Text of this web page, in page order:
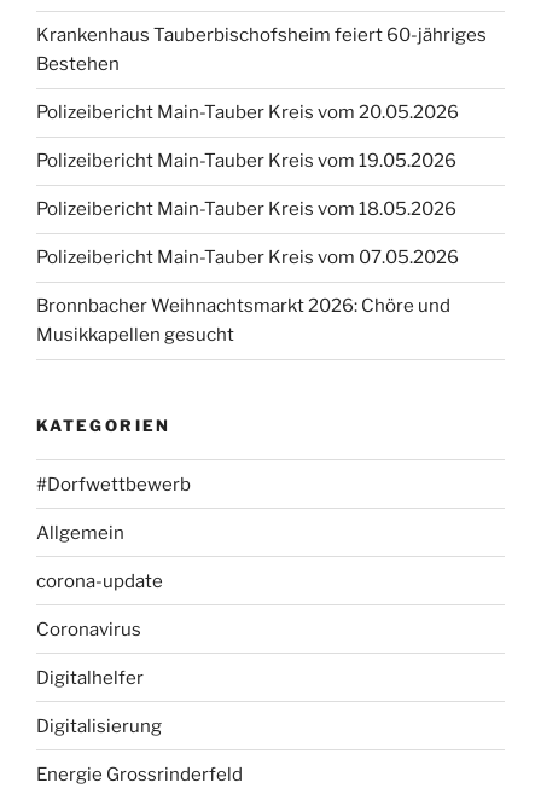
Krankenhaus Tauberbischofsheim feiert 60-jähriges
Bestehen
Polizeibericht Main-Tauber Kreis vom 20.05.2026
Polizeibericht Main-Tauber Kreis vom 19.05.2026
Polizeibericht Main-Tauber Kreis vom 18.05.2026
Polizeibericht Main-Tauber Kreis vom 07.05.2026
Bronnbacher Weihnachtsmarkt 2026: Chöre und
Musikkapellen gesucht
KATEGORIEN
#Dorfwettbewerb
Allgemein
corona-update
Coronavirus
Digitalhelfer
Digitalisierung
Energie Grossrinderfeld